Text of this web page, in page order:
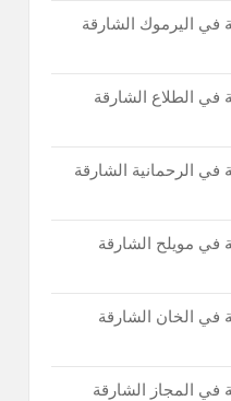
في اليرموك الشارقة
في الطلاع الشارقة
الرحمانية الشارقة
في مويلح الشارقة
في الخان الشارقة
في المجاز الشارقة